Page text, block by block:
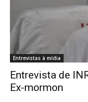
Entrevistas à mídia
Entrevista de
Ex-mormon